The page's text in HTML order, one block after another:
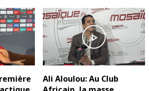
play_arrow
Ali Aloulou: Au Club